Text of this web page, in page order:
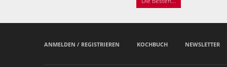
ANMELDEN / REGISTRIEREN KOCHBUCH NEWSLETTER